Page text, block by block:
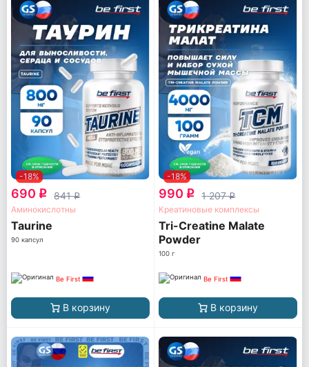
-18%
690 q 841q
Аминокислотны
Taurine
90 капсул
Be First
В корзину
-18%
990 q 1 207q
Креатиновые комплексы
Tri-Creatine Malate
Powder
100 г
Be First
В корзину